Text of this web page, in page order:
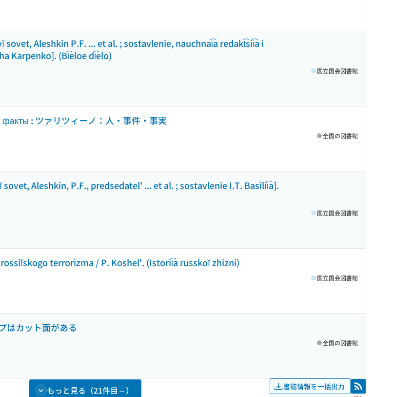
Aleshkin P.F. ... et al. ; sostavlenie, nauchnai͡a redakt͡sii͡a i
Karpenko]. (Bi͡eloe di͡elo)
国立国会図書館
: ツァリツィーノ：人・事件・事実
全国の図書館
Aleshkin, P.F., predsedatel' ... et al. ; sostavlenie I.T. Basilii͡a].
国立国会図書館
terrorizma / P. Koshel'. (Istorii͡a russkoĭ zhizni)
国立国会図書館
はカット面がある
全国の図書館
もっと見る（21件目～） 書誌情報を一括出力 RSS